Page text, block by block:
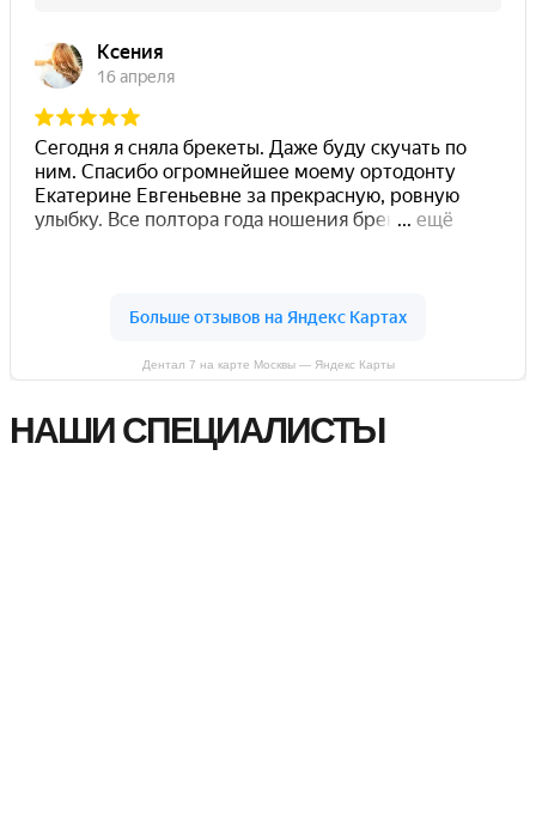
Дентал 7 на карте Москвы — Яндекс Карты
НАШИ СПЕЦИАЛИСТЫ